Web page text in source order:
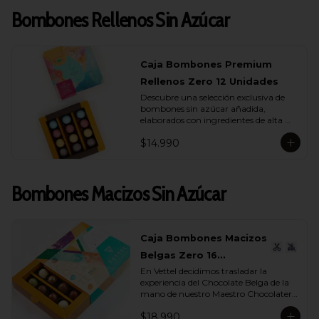
Bombones Rellenos Sin Azúcar
Caja Bombones Premium
Rellenos Zero 12 Unidades
Descubre una selección exclusiva de
bombones sin azúcar añadida,
elaborados con ingredientes de alta
calidad y rellenos suaves que realzan
cada capa de sabor.
indulgencia equilibrada, donde el
cacao es protagonista y cada textura
La colección incluye una cuidada
variedad de sabores (endulzados con
alulosa): maracuyá, avellana,
caramelo y leche, donde cada bombón
ofrece una experiencia distinta.
Rellenos cremosos, notas profundas de
ingredientes nobles, no de azúcares
$14.990
Bombones Macizos Sin Azúcar
Caja Bombones Macizos
Belgas Zero 16
Unidades
En Vettel decidimos trasladar la
experiencia del Chocolate Belga de la
mano de nuestro Maestro Chocolatero
para crear estas piezas de bombones
macizos sin azúcar añadida de